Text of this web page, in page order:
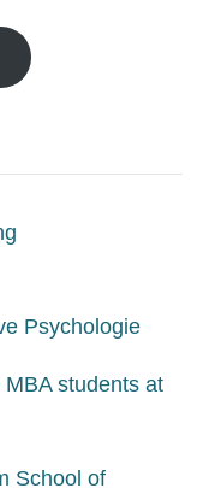
Psychologie
students at
School of